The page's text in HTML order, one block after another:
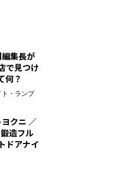
集長が
で見つけ
何？
ト・ランプ
クニ ／
造フル
ドアナイ